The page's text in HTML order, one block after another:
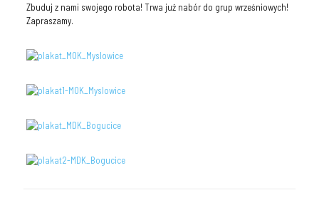
Zbuduj z nami swojego robota! Trwa już nabór do grup wrześniowych!
Zapraszamy.